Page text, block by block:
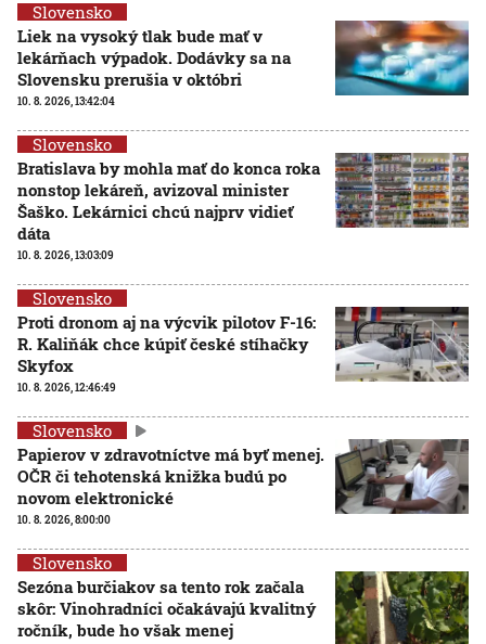
Slovensko
Liek na vysoký tlak bude mať v
lekárňach výpadok. Dodávky sa na
Slovensku prerušia v októbri
10. 8. 2026, 13:42:04
Slovensko
Bratislava by mohla mať do konca roka
nonstop lekáreň, avizoval minister
Šaško. Lekárnici chcú najprv vidieť
dáta
10. 8. 2026, 13:03:09
Slovensko
Proti dronom aj na výcvik pilotov F-16:
R. Kaliňák chce kúpiť české stíhačky
Skyfox
10. 8. 2026, 12:46:49
Slovensko
Papierov v zdravotníctve má byť menej.
OČR či tehotenská knižka budú po
novom elektronické
10. 8. 2026, 8:00:00
Slovensko
Sezóna burčiakov sa tento rok začala
skôr: Vinohradníci očakávajú kvalitný
ročník, bude ho však menej